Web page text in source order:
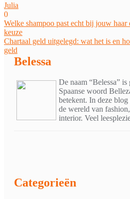
Julia
0
Bericht
navigatie
Welke shampoo past echt bij jouw haar
keuze
Chartaal geld uitgelegd: wat het is en
geld
Belessa
De naam “Belessa” is
Spaanse woord
betekent. In deze
de wereld van
interior. Veel
Categorieën